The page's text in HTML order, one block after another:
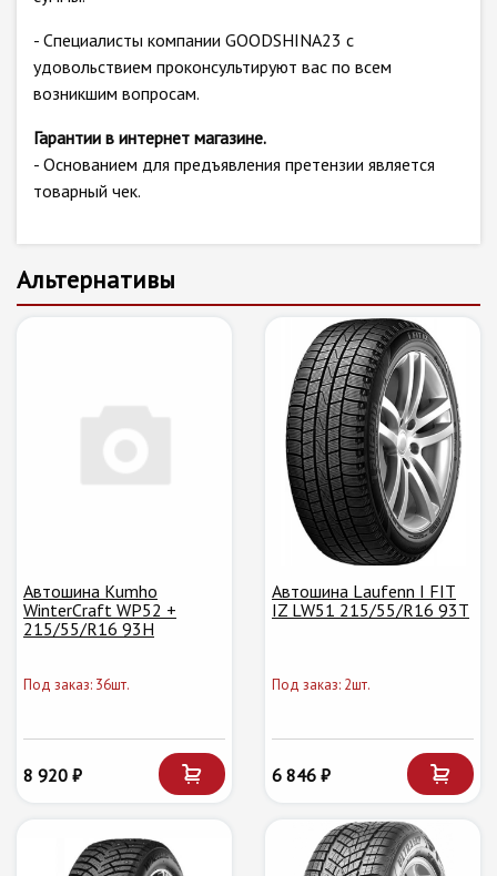
- Специалисты компании GOODSHINA23 с
удовольствием проконсультируют вас по всем
возникшим вопросам.
Гарантии в интернет магазине.
- Основанием для предъявления претензии является
товарный чек.
Альтернативы
Автошина Kumho
WinterCraft WP52 +
215/55/R16 93H
Под заказ: 36шт.
8 920 ₽
Автошина Laufenn I FIT
IZ LW51 215/55/R16 93T
Под заказ: 2шт.
6 846 ₽